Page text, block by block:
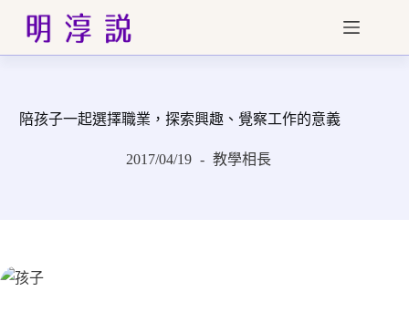
主
陪孩子一起選擇職業，探索興趣、覺察工作的意義
2017/04/19 教學相長